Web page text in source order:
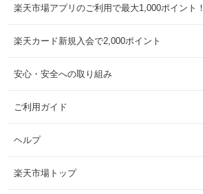
楽天市場アプリのご利用で最大1,000ポイント！
楽天カード新規入会で2,000ポイント
安心・安全への取り組み
ご利用ガイド
ヘルプ
楽天市場トップ